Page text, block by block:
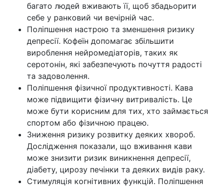
багато людей вживають її, щоб збадьорити
себе у ранковий чи вечірній час.
Поліпшення настрою та зменшення ризику
депресії. Кофеїн допомагає збільшити
вироблення нейромедіаторів, таких як
серотонін, які забезпечують почуття радості
та задоволення.
Поліпшення фізичної продуктивності. Кава
може підвищити фізичну витривалість. Це
може бути корисним для тих, хто займається
спортом або фізичною працею.
Зниження ризику розвитку деяких хвороб.
Дослідження показали, що вживання кави
може знизити ризик виникнення депресії,
діабету, цирозу печінки та деяких видів раку.
Стимуляція когнітивних функцій. Поліпшення